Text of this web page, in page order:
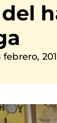
febrero,